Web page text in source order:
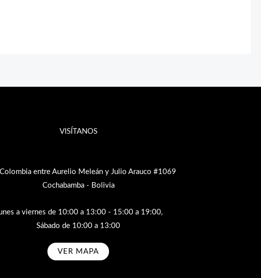
VISÍTANOS
entre Aurelio Meleán y Julio Arauco #1069
Cochabamba - Bolivia
a viernes de 10:00 a 13:00 - 15:00 a 19:00,
Sábado de 10:00 a 13:00
VER MAPA